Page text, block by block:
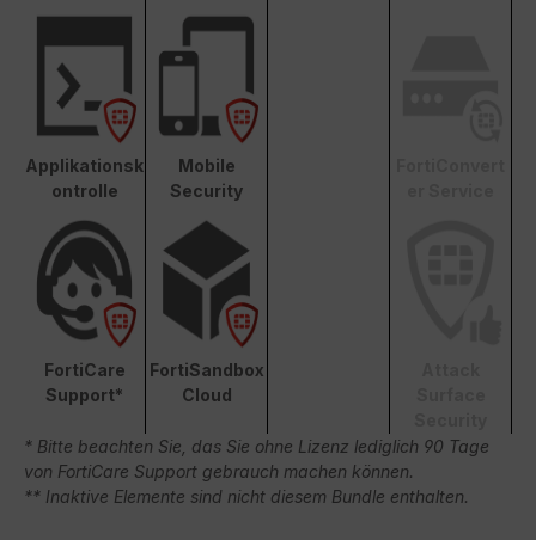
Applikationsk
ontrolle
Mobile
Security
FortiCare
Support*
FortiSandbox
Cloud
* Bitte beachten Sie, das Sie ohne Lizenz lediglich 90 Tage
von FortiCare Support gebrauch machen können.
** Inaktive Elemente sind nicht diesem Bundle enthalten.